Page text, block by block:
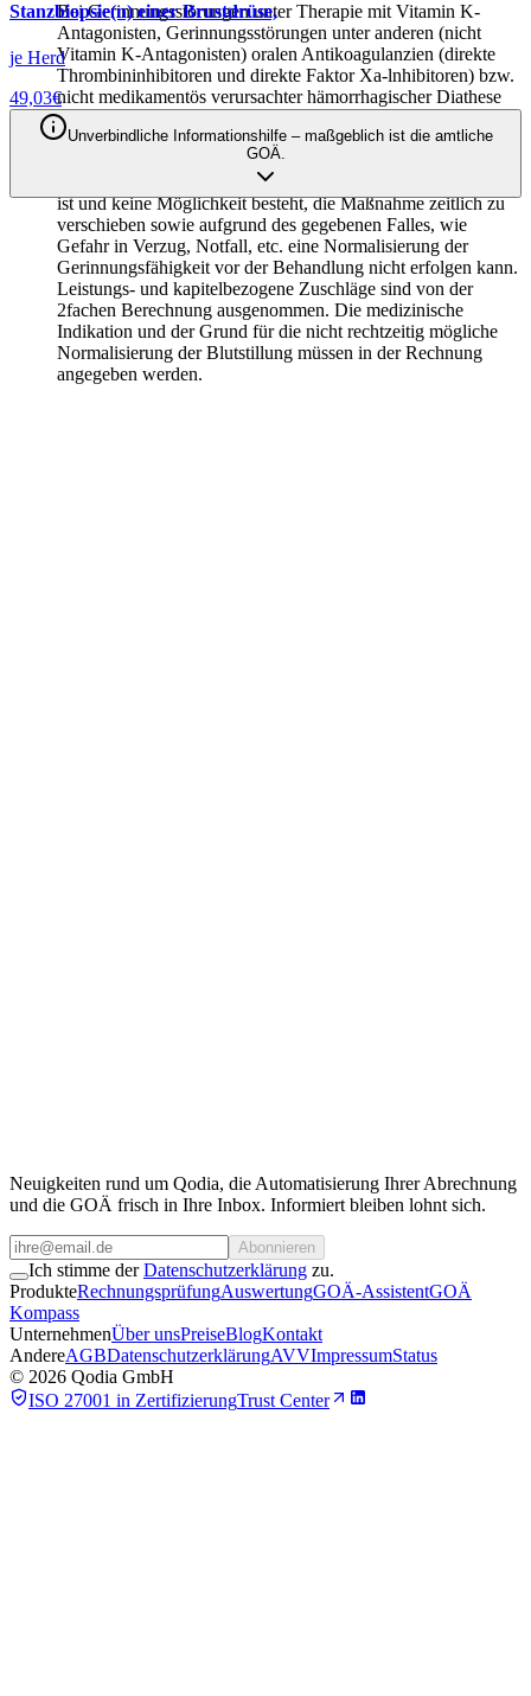
Bei Gerinnungsstörungen unter Therapie mit Vitamin K-
Antagonisten, Gerinnungsstörungen unter anderen (nicht
Vitamin K-Antagonisten) oralen Antikoagulanzien (direkte
Thrombininhibitoren und direkte Faktor Xa-lnhibitoren) bzw.
nicht medikamentös verursachter hämorrhagischer Diathese
kann für eine Leistung die 2fache Gebühr in Rechnung
gestellt werden, sofern die Blutstillung aufgrund der
eingeschränkten Gerinnungsfähigkeit so aufwendig ist, dass
die Interventions- bzw. Schnitt- Naht-Zeit nahezu verdoppelt
ist und keine Möglichkeit besteht, die Maßnahme zeitlich zu
verschieben sowie aufgrund des gegebenen Falles, wie
Gefahr in Verzug, Notfall, etc. eine Normalisierung der
Gerinnungsfähigkeit vor der Behandlung nicht erfolgen kann.
Leistungs- und kapitelbezogene Zuschläge sind von der
2fachen Berechnung ausgenommen. Die medizinische
Indikation und der Grund für die nicht rechtzeitig mögliche
Normalisierung der Blutstillung müssen in der Rechnung
angegeben werden.
Stanzbiopsie(n) einer Brustdrüse,
je Herd
49,03€
Unverbindliche Informationshilfe – maßgeblich ist die amtliche
GOÄ.
Qodia als Anbieter
Privatabrechnung mit KI automatisieren
– Entdecken Sie unsere Produkte
Neuigkeiten rund um Qodia, die Automatisierung Ihrer Abrechnung
und die GOÄ frisch in Ihre Inbox. Informiert bleiben lohnt sich.
Abonnieren
Ich stimme der Datenschutzerklärung zu.
ProdukteRechnungsprüfungAuswertungGOÄ-AssistentGOÄ
Kompass
UnternehmenÜber unsPreiseBlogKontakt
AndereAGBDatenschutzerklärungAVVImpressumStatus
© 2026 Qodia GmbH
ISO 27001 in ZertifizierungTrust Center